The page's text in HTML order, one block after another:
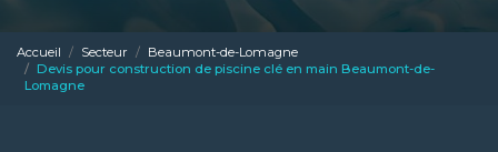
Accueil Secteur
Beaumont-de-Lomagne
Devis pour construction de piscine clé en main Beaumont-de-
Lomagne